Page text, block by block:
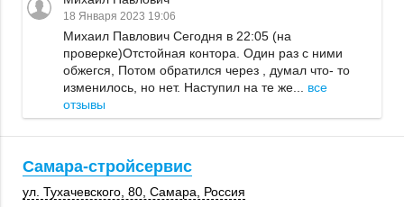
18 Января 2023 19:06
Михаил Павлович Сегодня в 22:05 (на
проверке)Отстойная контора. Один раз с ними
обжегся, Потом обратился через , думал что- то
изменилось, но нет. Наступил на те же... все
отзывы
Самара-стройсервис
ул. Тухачевского, 80, Самара Россия